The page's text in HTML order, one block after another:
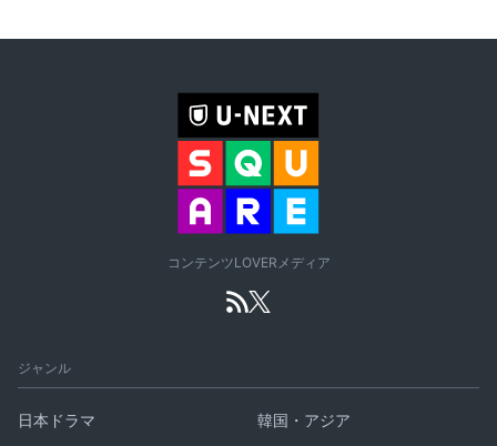
コンテンツLOVERメディア
ジャンル
日本ドラマ
韓国・アジア